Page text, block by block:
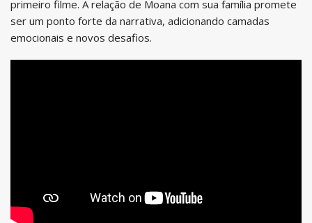
primeiro filme. A relação de Moana com sua família promete
ser um ponto forte da narrativa, adicionando camadas
emocionais e novos desafios.